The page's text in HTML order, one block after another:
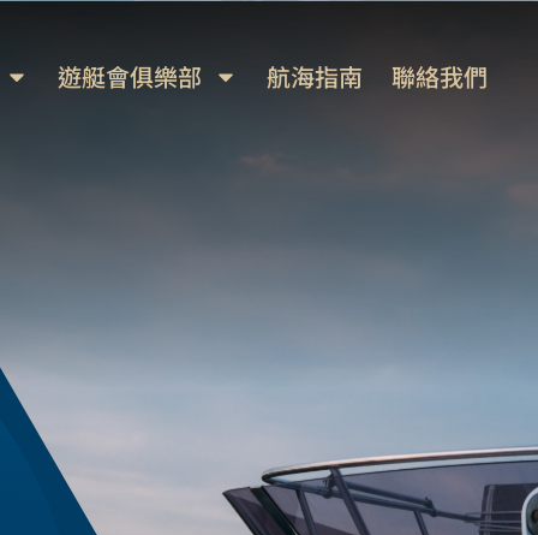
遊艇會俱樂部 航海指南 聯絡我們